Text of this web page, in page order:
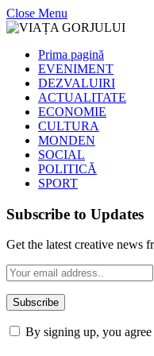
Close Menu
Prima pagină
EVENIMENT
DEZVALUIRI
ACTUALITATE
ECONOMIE
CULTURA
MONDEN
SOCIAL
POLITICĂ
SPORT
Subscribe to Updates
Get the latest creative news
By signing up, you